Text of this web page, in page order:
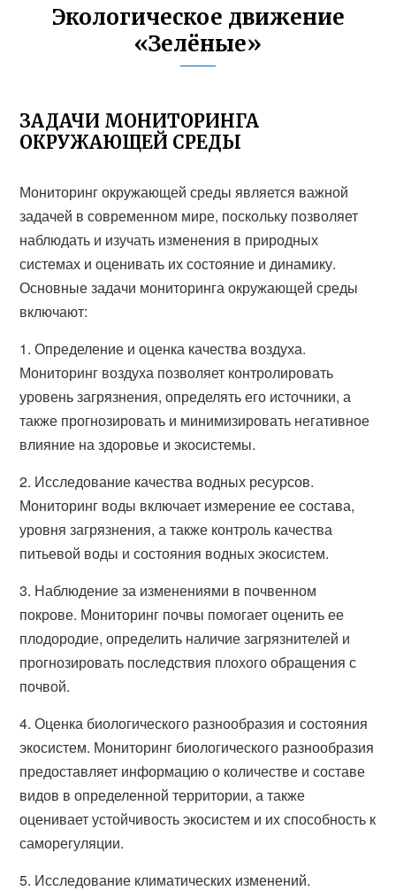
Экологическое движение
«Зелёные»
ЗАДАЧИ МОНИТОРИНГА
ОКРУЖАЮЩЕЙ СРЕДЫ
Мониторинг окружающей среды является важной
задачей в современном мире, поскольку позволяет
наблюдать и изучать изменения в природных
системах и оценивать их состояние и динамику.
Основные задачи мониторинга окружающей среды
включают:
1. Определение и оценка качества воздуха.
Мониторинг воздуха позволяет контролировать
уровень загрязнения, определять его источники, а
также прогнозировать и минимизировать негативное
влияние на здоровье и экосистемы.
2. Исследование качества водных ресурсов.
Мониторинг воды включает измерение ее состава,
уровня загрязнения, а также контроль качества
питьевой воды и состояния водных экосистем.
3. Наблюдение за изменениями в почвенном
покрове. Мониторинг почвы помогает оценить ее
плодородие, определить наличие загрязнителей и
прогнозировать последствия плохого обращения с
почвой.
4. Оценка биологического разнообразия и состояния
экосистем. Мониторинг биологического разнообразия
предоставляет информацию о количестве и составе
видов в определенной территории, а также
оценивает устойчивость экосистем и их способность к
саморегуляции.
5. Исследование климатических изменений.